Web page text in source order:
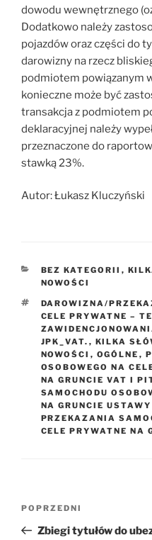
dowodu wewnętrznego
Dodatkowo należy
pojazdów oraz części do
darowizny na rzecz
podmiotem powiązanym
konieczne może być
transakcja z podmiotem
deklaracyjnej należy
przeznaczone do
stawką 23%.
Autor: Łukasz Kluczyński
KATEGORIE
BEZ KATEGORII ,
NOWOŚCI
TAGI
DAROWIZNA/
CELE PRYWATNE –
JPK_VAT. , KILKA
NOWOŚCI , OGÓLNE ,
OSOBOWEGO NA
NA GRUNCIE VAT I
SAMOCHODU
NA GRUNCIE
PRZEKAZANIA
CELE PRYWATNE NA
Poprzedni
wpis
POPRZEDNI
Zbiegi tytułów do